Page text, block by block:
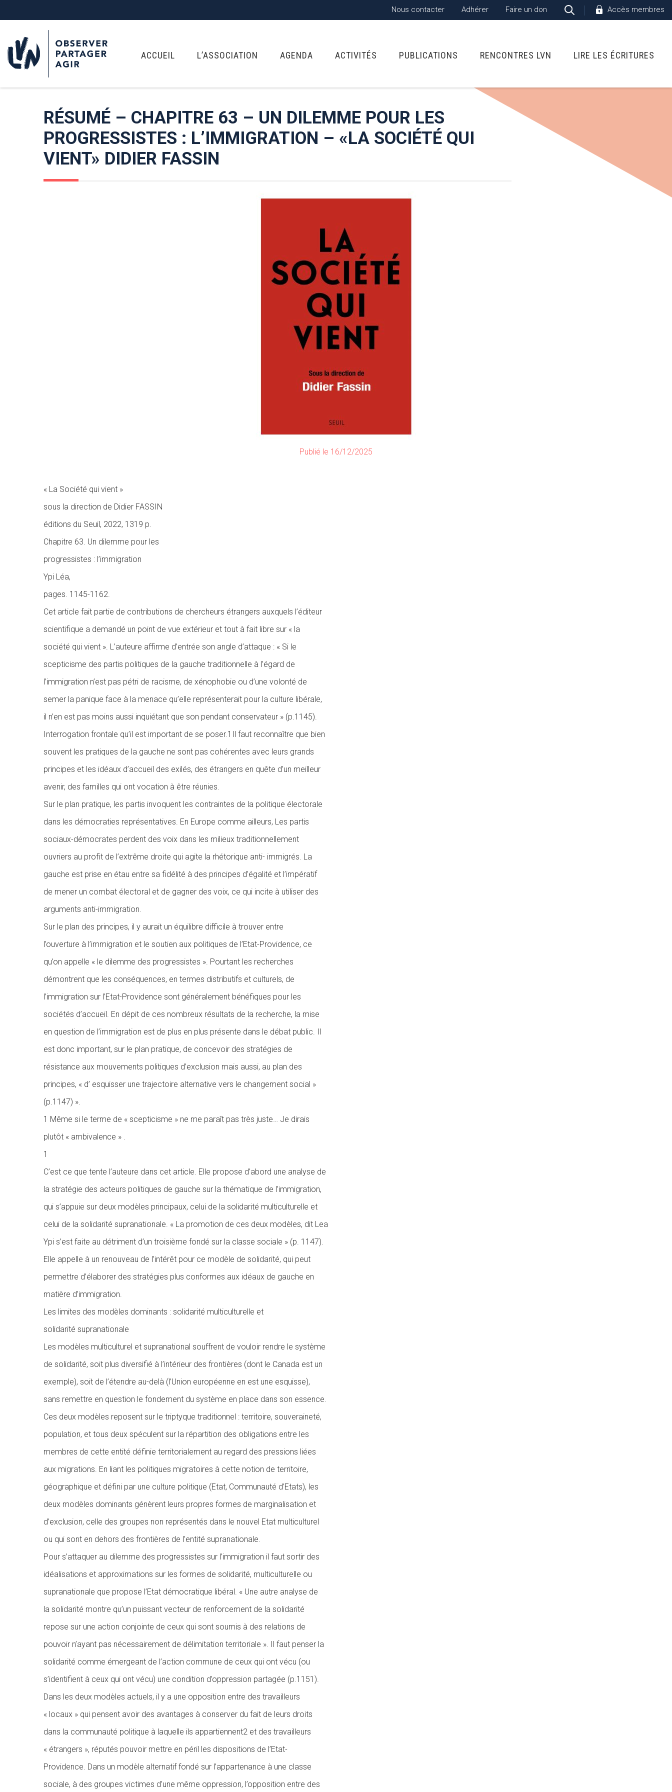
Nous contacter Adhérer Faire un don Accès membres
ACCUEIL L’ASSOCIATION AGENDA ACTIVITÉS PUBLICATIONS RENCONTRES LVN LIRE LES ÉCRITURES
RÉSUMÉ – CHAPITRE 63 – UN DILEMME POUR LES
PROGRESSISTES : L’IMMIGRATION – «LA SOCIÉTÉ QUI
VIENT» DIDIER FASSIN
Publié le 16/12/2025
« La Société qui vient »
sous la direction de Didier FASSIN
éditions du Seuil, 2022, 1319 p.
Chapitre 63. Un dilemme pour les
progressistes : l’immigration
Ypi Léa,
pages. 1145-1162.
Cet article fait partie de contributions de chercheurs étrangers auxquels l’éditeur
scientifique a demandé un point de vue extérieur et tout à fait libre sur « la
société qui vient ». L’auteure affirme d’entrée son angle d’attaque : « Si le
scepticisme des partis politiques de la gauche traditionnelle à l’égard de
l’immigration n’est pas pétri de racisme, de xénophobie ou d’une volonté de
semer la panique face à la menace qu’elle représenterait pour la culture libérale,
il n’en est pas moins aussi inquiétant que son pendant conservateur » (p.1145).
Interrogation frontale qu’il est important de se poser.1Il faut reconnaître que bien
souvent les pratiques de la gauche ne sont pas cohérentes avec leurs grands
principes et les idéaux d’accueil des exilés, des étrangers en quête d’un meilleur
avenir, des familles qui ont vocation à être réunies.
Sur le plan pratique, les partis invoquent les contraintes de la politique électorale
dans les démocraties représentatives. En Europe comme ailleurs, Les partis
sociaux-démocrates perdent des voix dans les milieux traditionnellement
ouvriers au profit de l’extrême droite qui agite la rhétorique anti- immigrés. La
gauche est prise en étau entre sa fidélité à des principes d’égalité et l’impératif
de mener un combat électoral et de gagner des voix, ce qui incite à utiliser des
arguments anti-immigration.
Sur le plan des principes, il y aurait un équilibre difficile à trouver entre
l’ouverture à l’immigration et le soutien aux politiques de l’Etat-Providence, ce
qu’on appelle « le dilemme des progressistes ». Pourtant les recherches
démontrent que les conséquences, en termes distributifs et culturels, de
l’immigration sur l’Etat-Providence sont généralement bénéfiques pour les
sociétés d’accueil. En dépit de ces nombreux résultats de la recherche, la mise
en question de l’immigration est de plus en plus présente dans le débat public. Il
est donc important, sur le plan pratique, de concevoir des stratégies de
résistance aux mouvements politiques d’exclusion mais aussi, au plan des
principes, « d’ esquisser une trajectoire alternative vers le changement social »
(p.1147) ».
1 Même si le terme de « scepticisme » ne me paraît pas très juste… Je dirais
plutôt « ambivalence » .
1
C’est ce que tente l’auteure dans cet article. Elle propose d’abord une analyse de
la stratégie des acteurs politiques de gauche sur la thématique de l’immigration,
qui s’appuie sur deux modèles principaux, celui de la solidarité multiculturelle et
celui de la solidarité supranationale. « La promotion de ces deux modèles, dit Lea
Ypi s’est faite au détriment d’un troisième fondé sur la classe sociale » (p. 1147).
Elle appelle à un renouveau de l’intérêt pour ce modèle de solidarité, qui peut
permettre d’élaborer des stratégies plus conformes aux idéaux de gauche en
matière d’immigration.
Les limites des modèles dominants : solidarité multiculturelle et
solidarité supranationale
Les modèles multiculturel et supranational souffrent de vouloir rendre le système
de solidarité, soit plus diversifié à l’intérieur des frontières (dont le Canada est un
exemple), soit de l’étendre au-delà (l’Union européenne en est une esquisse),
sans remettre en question le fondement du système en place dans son essence.
Ces deux modèles reposent sur le triptyque traditionnel : territoire, souveraineté,
population, et tous deux spéculent sur la répartition des obligations entre les
membres de cette entité définie territorialement au regard des pressions liées
aux migrations. En liant les politiques migratoires à cette notion de territoire,
géographique et défini par une culture politique (Etat, Communauté d’Etats), les
deux modèles dominants génèrent leurs propres formes de marginalisation et
d’exclusion, celle des groupes non représentés dans le nouvel Etat multiculturel
ou qui sont en dehors des frontières de l’entité supranationale.
Pour s’attaquer au dilemme des progressistes sur l’immigration il faut sortir des
idéalisations et approximations sur les formes de solidarité, multiculturelle ou
supranationale que propose l’Etat démocratique libéral. « Une autre analyse de
la solidarité montre qu’un puissant vecteur de renforcement de la solidarité
repose sur une action conjointe de ceux qui sont soumis à des relations de
pouvoir n’ayant pas nécessairement de délimitation territoriale ». Il faut penser la
solidarité comme émergeant de l’action commune de ceux qui ont vécu (ou
s’identifient à ceux qui ont vécu) une condition d’oppression partagée (p.1151).
Dans les deux modèles actuels, il y a une opposition entre des travailleurs
« locaux » qui pensent avoir des avantages à conserver du fait de leurs droits
dans la communauté politique à laquelle ils appartiennent2 et des travailleurs
« étrangers », réputés pouvoir mettre en péril les dispositions de l’Etat-
Providence. Dans un modèle alternatif fondé sur l’appartenance à une classe
sociale, à des groupes victimes d’une même oppression, l’opposition entre des